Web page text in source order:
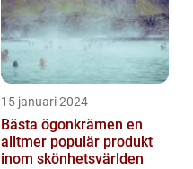
15 januari 2024
Bästa ögonkrämen en
alltmer populär produkt
inom skönhetsvärlden